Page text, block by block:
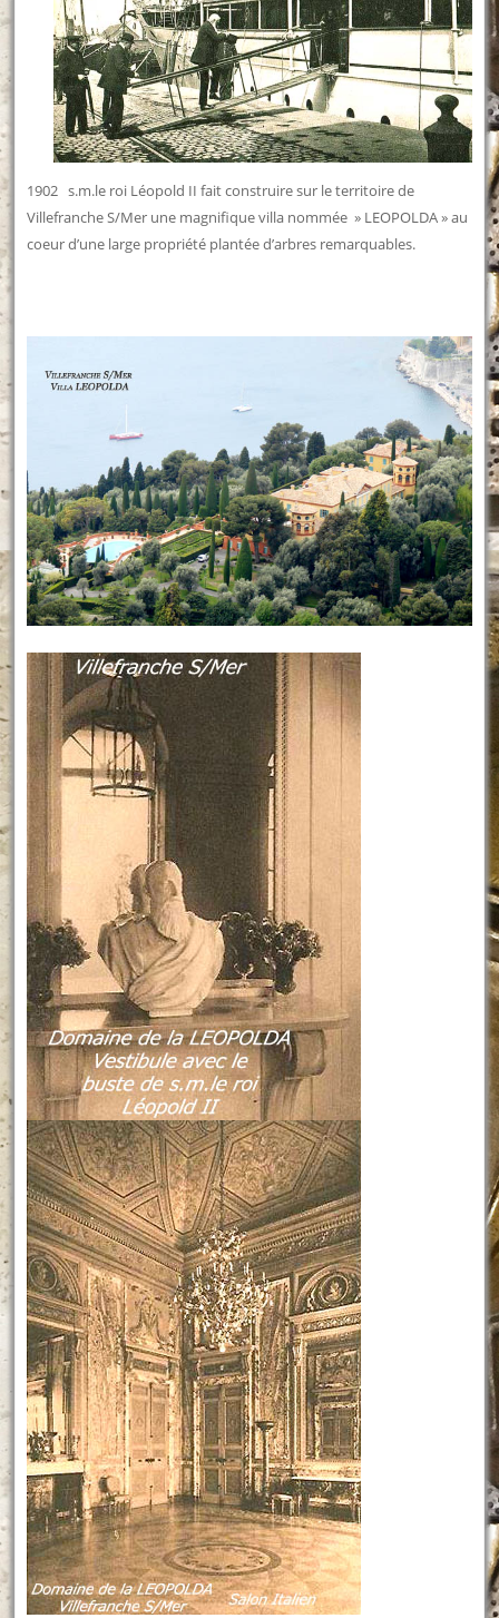
1902 s.m.le roi Léopold II fait construire sur le territoire de
Villefranche S/Mer une magnifique villa nommée » LEOPOLDA » au
coeur d’une large propriété plantée d’arbres remarquables.